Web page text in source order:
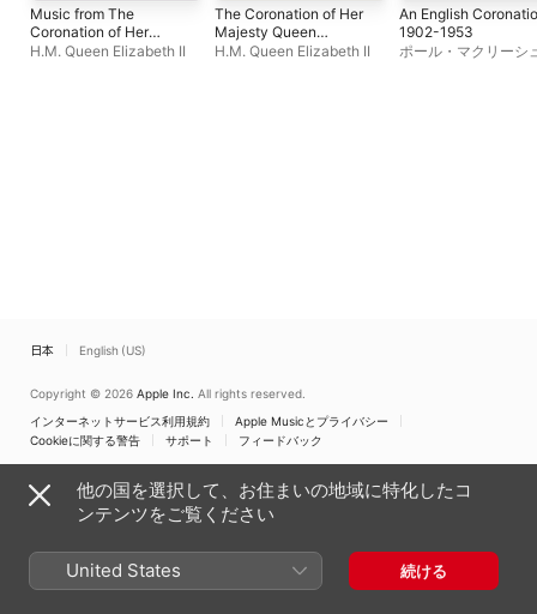
Music from The
Coronation of Her
Majesty Queen
H.M. Queen Elizabeth II
The Coronation of Her
Majesty Queen
Elizabeth II (Live at
H.M. Queen Elizabeth II
An English
1902-1953
ポール・マクリーシ
日本 English (US)
Copyright © 2026 Apple Inc. All rights reserved.
インターネットサービス利用規約
Apple Musicとプライバシー
Cookieに関する警告
サポート フィードバック
他の国を選択して、お住まいの地域に特化したコ
ンテンツをご覧ください
United States 続ける